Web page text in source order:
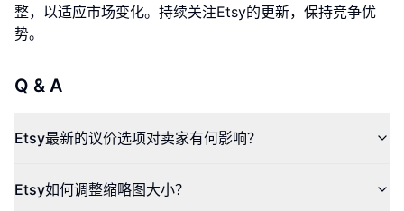
整，以适应市场变化。持续关注Etsy的更新，保持竞争优
势。
Q & A
Etsy最新的议价选项对卖家有何影响？
Etsy如何调整缩略图大小？